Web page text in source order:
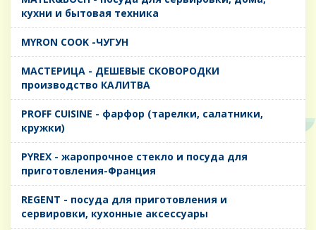
кухни и бытовая техника
MYRON COOK -ЧУГУН
MАСТЕРИЦА - ДЕШЕВЫЕ СКОВОРОДКИ
производство КАЛИТВА
PROFF CUISINE - фарфор (тарелки, салатники,
кружки)
PYREX - жаропрочное стекло и посуда для
приготовления-Франция
REGENT - посуда для приготовления и
сервировки, кухонные аксессуары